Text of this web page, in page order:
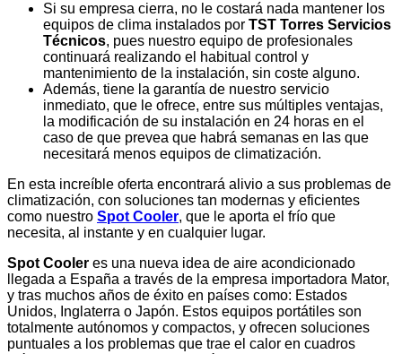
Si su empresa cierra, no le costará nada mantener los
equipos de clima instalados por TST Torres Servicios
Técnicos, pues nuestro equipo de profesionales
continuará realizando el habitual control y
mantenimiento de la instalación, sin coste alguno.
Además, tiene la garantía de nuestro servicio
inmediato, que le ofrece, entre sus múltiples ventajas,
la modificación de su instalación en 24 horas en el
caso de que prevea que habrá semanas en las que
necesitará menos equipos de climatización.
En esta increíble oferta encontrará alivio a sus problemas de
climatización, con soluciones tan modernas y eficientes
como nuestro Spot Cooler, que le aporta el frío que
necesita, al instante y en cualquier lugar.
Spot Cooler es una nueva idea de aire acondicionado
llegada a España a través de la empresa importadora Mator,
y tras muchos años de éxito en países como: Estados
Unidos, Inglaterra o Japón. Estos equipos portátiles son
totalmente autónomos y compactos, y ofrecen soluciones
puntuales a los problemas que trae el calor en cuadros